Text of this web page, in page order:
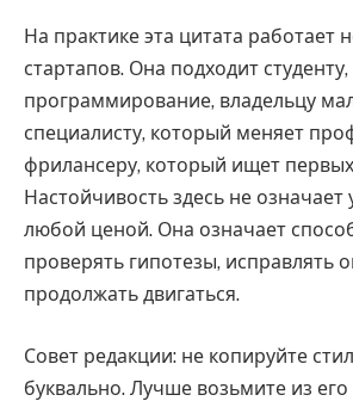
На практике эта цитата работает
стартапов. Она подходит
программирование, владельцу
специалисту, который меняет
фрилансеру, который ищет
Настойчивость здесь не означает
любой ценой. Она означает
проверять гипотезы, исправлять
продолжать двигаться.
Совет редакции: не копируйте
буквально. Лучше возьмите из